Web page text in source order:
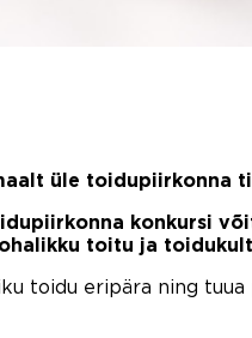
üle toidupiirkonna
konkursi
toitu ja
toidu eripära ning